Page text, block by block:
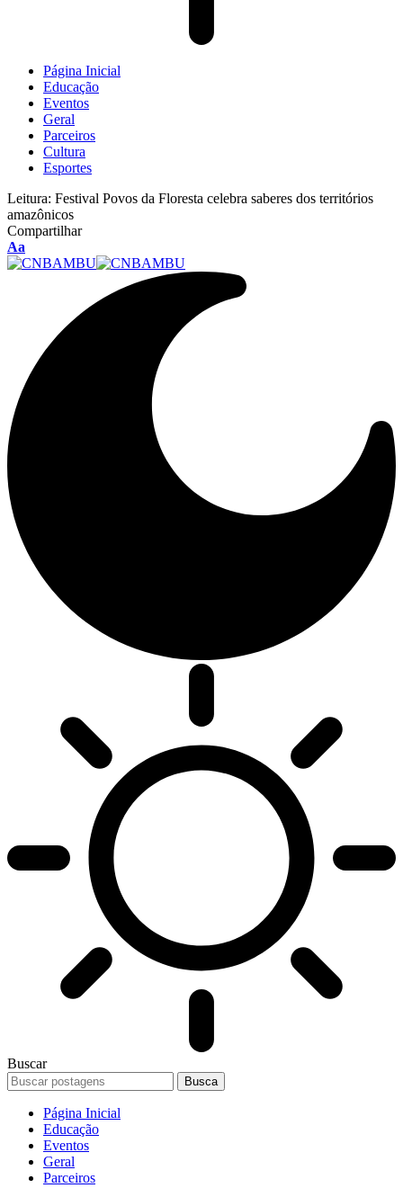
Página Inicial
Educação
Eventos
Geral
Parceiros
Cultura
Esportes
Leitura: Festival Povos da Floresta celebra saberes dos territórios
amazônicos
Compartilhar
Aa
Buscar
Página Inicial
Educação
Eventos
Geral
Parceiros